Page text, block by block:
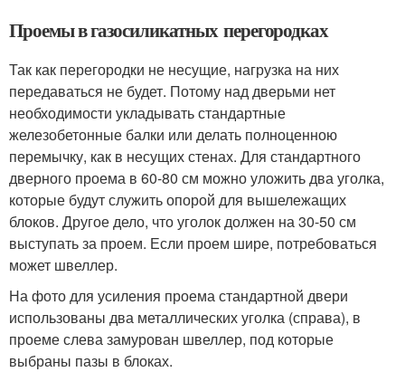
Проемы в газосиликатных перегородках
Так как перегородки не несущие, нагрузка на них
передаваться не будет. Потому над дверьми нет
необходимости укладывать стандартные
железобетонные балки или делать полноценною
перемычку, как в несущих стенах. Для стандартного
дверного проема в 60-80 см можно уложить два уголка,
которые будут служить опорой для вышележащих
блоков. Другое дело, что уголок должен на 30-50 см
выступать за проем. Если проем шире, потребоваться
может швеллер.
На фото для усиления проема стандартной двери
использованы два металлических уголка (справа), в
проеме слева замурован швеллер, под которые
выбраны пазы в блоках.